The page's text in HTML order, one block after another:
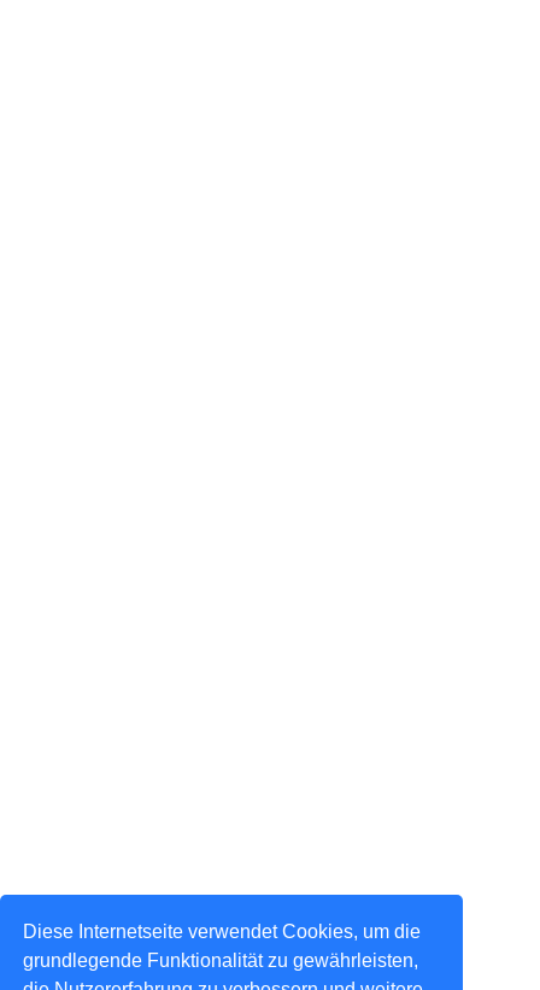
Diese Internetseite verwendet Cookies, um die
grundlegende Funktionalität zu gewährleisten,